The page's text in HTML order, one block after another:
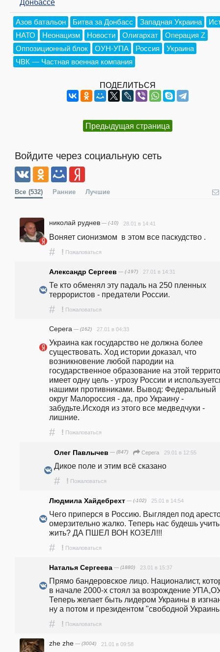
Донбассе
Азов батальон Битва за Донбасс Западная Украина
НАТО
Неонацизм Новости Олигархат
Операция Z
Оппозиционный блок
ОУН-УПА Россия
Украина
ЧВК — Частная военная компания
ПОДЕЛИТЬСЯ
Предыдущая страница
Войдите через социальную сеть
Все (532) Ранние Лучшие
николай руднев — (-10) 28.01 в 14:41
Воняет сионизмом  в этом все паскудство .
# ! Пожаловаться
Александр Сергеев — (-197) 27.01 в 14:31
Те кто обменял эту падаль на 250 пленных
террористов - предатели России.
# ! Пожаловаться
Серега — (162) 27.01 в 04:33
Украина как государство не должна более
существовать. Ход истории доказал, что
возникновение любой пародии на
государственное образование на этой
имеет одну цель - угрозу России и
нашими противниками. Вывод: Федеральный
округ Малороссия - да, про Украину -
забудьте.Исходя из этого все медведчуки -
лишние.
# ! Пожаловаться
Олег Павлычев — (847) Серега 29.01 в 12:55
Дикое поле и этим всё сказано
# ! Пожаловаться
Людмила Хайдебрехт — (-102) 25.01 в 14:54
Чего приперся в Россию. Выглядел под
омерзительно жалко. Теперь нас будешь учить
жить? ДА ПШЕЛ ВОН КОЗЕЛ!!!
# ! Пожаловаться
Наталья Сергеева — (1880) 23.01 в 15:37
Прямо бандеровское лицо. Националист,
в начале 2000-х стоял за возрождение
Теперь желает быть лидером Украины в
ну а потом и президентом "свободной
# ! Пожаловаться
zhe zhe — (3004) 21.01 в 09:58